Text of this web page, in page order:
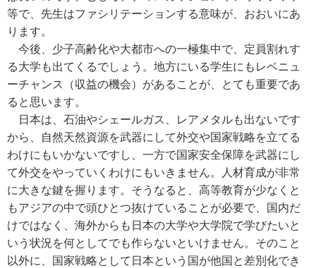
等で、先生はファシリテーションする意味が、おおいにあ
ります。
今後、少子高齢化や大都市への一極集中で、定員割れす
る大学も出てくるでしょう。地方にいる学生にもレベニュ
ーチャンス（収益の機会）があることが、とても重要であ
ると思います。
日本は、石油やシェールガス、レアメタルも出ないです
から、自然天然資源を武器にして外交や国家戦略を立てる
わけにもいかないですし、一方で国家安全保障を武器にし
て外交をやっていくわけにもいきません。人材育成が非常
に大きな鍵を握ります。そうなると、高等教育が少なくと
もアジアの中で頭ひとつ抜けていることが必要で、国内だ
けではなく、海外からも日本の大学や大学院で学びたいと
いう状況を何としてでも作らないといけません。そのこと
以外に、国家戦略として日本という国が他国と差別化でき